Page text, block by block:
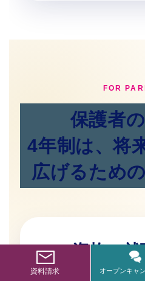
FOR
保護者の
4年制は、将
広げるため
資格・就
まで見
資料請求 オープンキャ